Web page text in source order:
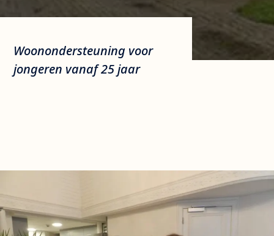
Woonondersteuning voor
jongeren vanaf 25 jaar